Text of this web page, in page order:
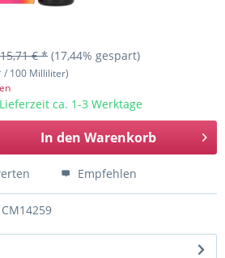
15,71 € * (17,44% gespart)
/ 100 Milliliter)
ca. 1-3 Werktage
In den Warenkorb
Empfehlen
CM14259